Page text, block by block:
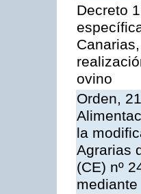
Decreto
ovino
Orden,
la
Agrarias
(CE) nº